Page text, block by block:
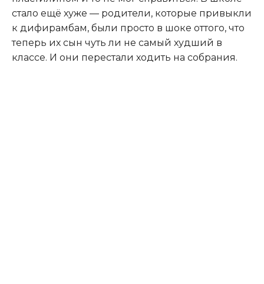
стало ещё хуже — родители, которые привыкли
к дифирамбам, были просто в шоке оттого, что
теперь их сын чуть ли не самый худший в
классе. И они перестали ходить на собрания.​